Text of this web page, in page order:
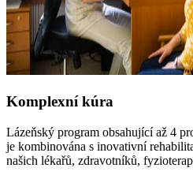
Komplexní kúra
Lázeňský program obsahující až 4
je kombinována s inovativní
našich lékařů, zdravotníků,